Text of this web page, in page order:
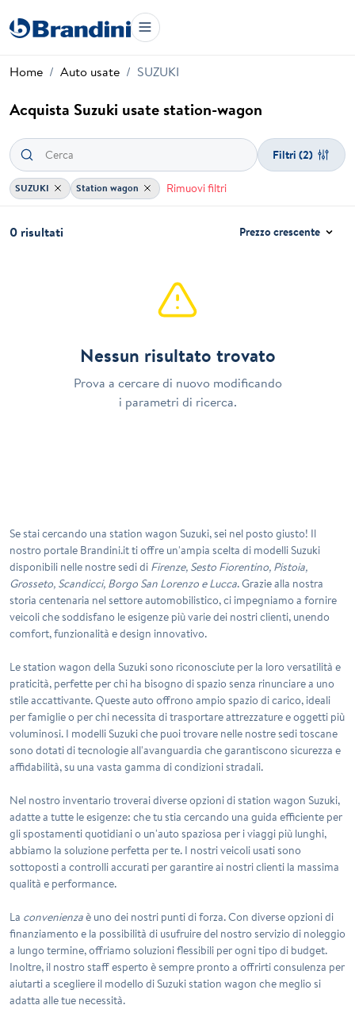
Home Auto usate SUZUKI
Acquista Suzuki usate station-wagon
Filtri (2)
SUZUKI Station wagon Rimuovi filtri
0 risultati Prezzo crescente
Nessun risultato trovato
Prova a cercare di nuovo modificando
i parametri di ricerca.
Se stai cercando una station wagon Suzuki, sei nel posto giusto! Il
nostro portale Brandini.it ti offre un'ampia scelta di modelli Suzuki
disponibili nelle nostre sedi di Firenze, Sesto Fiorentino, Pistoia,
Grosseto, Scandicci, Borgo San Lorenzo e Lucca. Grazie alla nostra
storia centenaria nel settore automobilistico, ci impegniamo a fornire
veicoli che soddisfano le esigenze più varie dei nostri clienti, unendo
comfort, funzionalità e design innovativo.
Le station wagon della Suzuki sono riconosciute per la loroversatilità e
praticità, perfette per chi ha bisogno di spazio senza rinunciare a uno
stile accattivante. Queste auto offrono ampio spazio di carico, ideali
per famiglie o per chi necessita di trasportare attrezzature e oggetti più
voluminosi. I modelli Suzuki che puoi trovare nelle nostre sedi toscane
sono dotati di tecnologie all'avanguardia che garantiscono sicurezza e
affidabilità, su una vasta gamma di condizioni stradali.
Nel nostro inventario troverai diverse opzioni distation wagon Suzuki,
adatte a tutte le esigenze: che tu stia cercando una guida efficiente per
gli spostamenti quotidiani o un'auto spaziosa per i viaggi più lunghi,
abbiamo la soluzione perfetta per te. I nostri veicoli usati sono
sottoposti a controlli accurati per garantire ai nostri clienti la massima
qualità e performance.
La convenienzaè uno dei nostri punti di forza. Con diverse opzioni di
finanziamento e la possibilità di usufruire del nostro servizio di noleggio
a lungo termine, offriamo soluzioni flessibili per ogni tipo di budget.
Inoltre, il nostro staff esperto è sempre pronto a offrirti consulenza per
aiutarti a scegliere il modello diSuzuki station wagon che meglio si
adatta alle tue necessità.